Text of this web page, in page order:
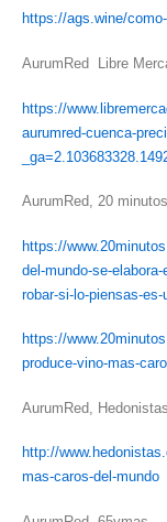
https://ags.wine/
AurumRed Libre
https://
aurumred-cuenca-
AurumRed, 20 minutos
https://
del-mundo-se-
robar-si-lo-piensas-
https://
produce-vino-mas-
AurumRed, Hedonistas
http://
mas-caros-del-mundo